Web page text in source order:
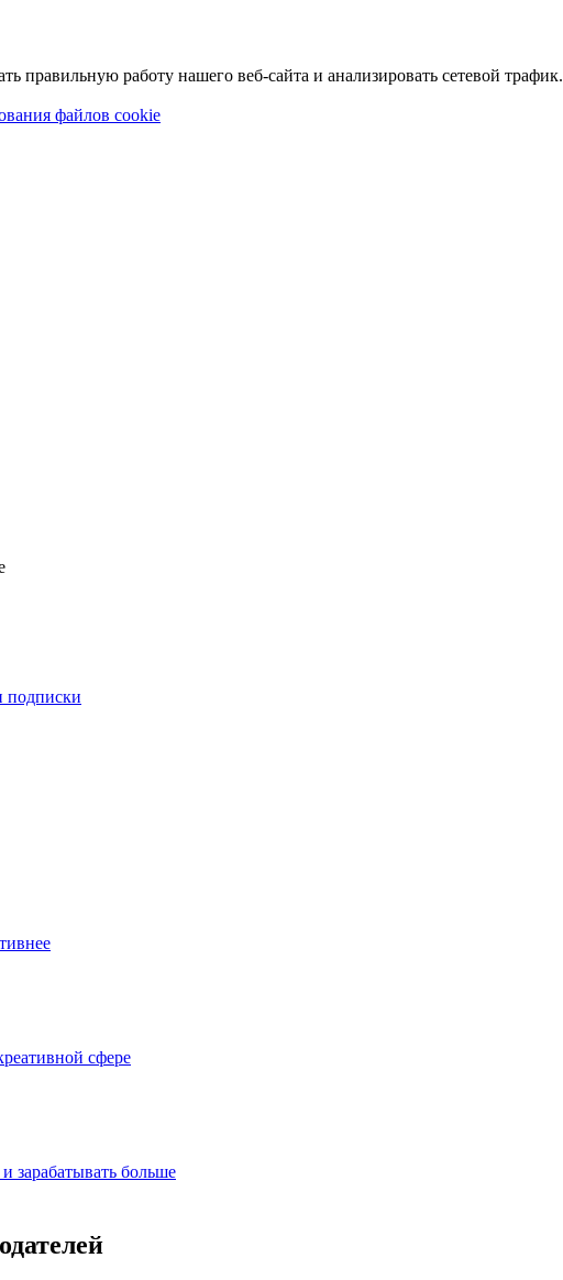
правильную работу нашего веб-сайта и анализировать сетевой трафик.
файлов cookie
подписки
сфере
зарабатывать больше